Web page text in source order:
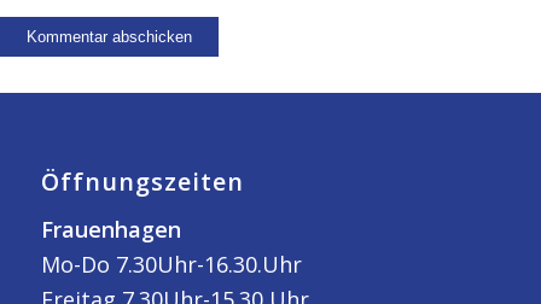
Öffnungszeiten
Frauenhagen
Mo-Do 7.30Uhr-16.30.Uhr